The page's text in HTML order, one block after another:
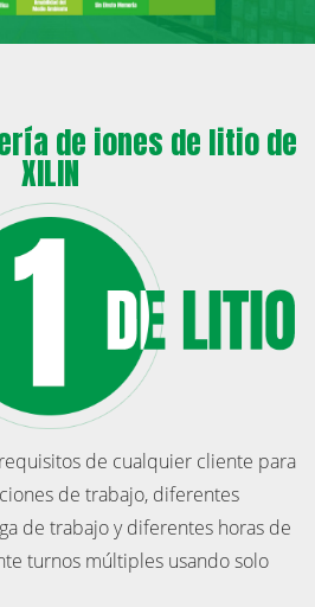
de iones de litio de
XILIN
de cualquier cliente para
de trabajo, diferentes
de trabajo y diferentes horas de
turnos múltiples usando solo